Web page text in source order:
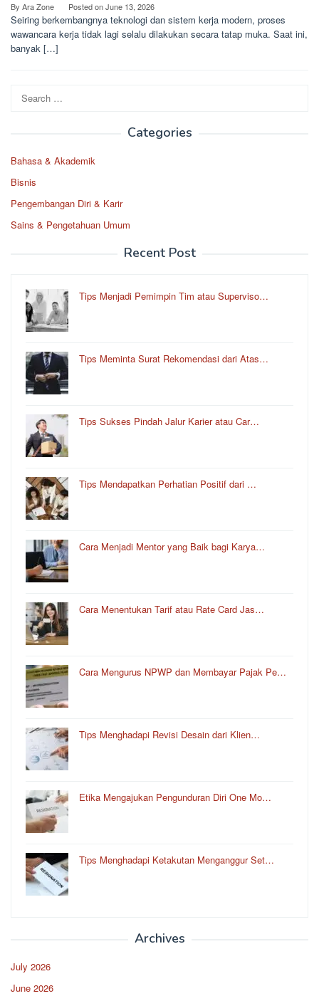
By Ara Zone Posted onJune 13, 2026
Seiring berkembangnya teknologi dan sistem kerja modern, proses
wawancara kerja tidak lagi selalu dilakukan secara tatap muka. Saat ini,
banyak […]
Search
for:
Categories
Bahasa & Akademik
Bisnis
Pengembangan Diri & Karir
Sains & Pengetahuan Umum
Recent Post
Tips Menjadi Pemimpin Tim atau Superviso…
Tips Meminta Surat Rekomendasi dari Atas…
Tips Sukses Pindah Jalur Karier atau Car…
Tips Mendapatkan Perhatian Positif dari …
Cara Menjadi Mentor yang Baik bagi Karya…
Cara Menentukan Tarif atau Rate Card Jas…
Cara Mengurus NPWP dan Membayar Pajak Pe…
Tips Menghadapi Revisi Desain dari Klien…
Etika Mengajukan Pengunduran Diri One Mo…
Tips Menghadapi Ketakutan Menganggur Set…
Archives
July 2026
June 2026